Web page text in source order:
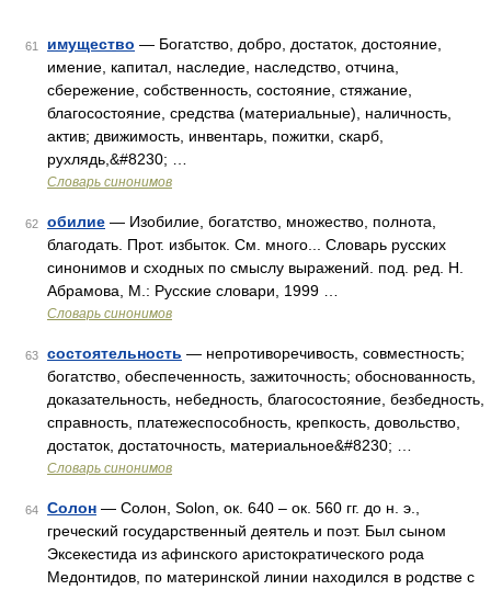
61 имущество — Богатство, добро, достаток, достояние,
имение, капитал, наследие, наследство, отчина,
сбережение, собственность, состояние, стяжание,
благосостояние, средства (материальные), наличность,
актив; движимость, инвентарь, пожитки, скарб,
рухлядь,&#8230; …
Словарь синонимов
62 обилие — Изобилие, богатство, множество, полнота,
благодать. Прот. избыток. См. много... Словарь русских
синонимов и сходных по смыслу выражений. под. ред. Н.
Абрамова, М.: Русские словари, 1999 …
Словарь синонимов
63 состоятельность — непротиворечивость, совместность;
богатство, обеспеченность, зажиточность; обоснованность,
доказательность, небедность, благосостояние, безбедность,
справность, платежеспособность, крепкость, довольство,
достаток, достаточность, материальное&#8230; …
Словарь синонимов
64 Солон — Солон, Solon, ок. 640 – ок. 560 гг. до н. э.,
греческий государственный деятель и поэт. Был сыном
Эксекестида из афинского аристократического рода
Медонтидов, по материнской линии находился в родстве с